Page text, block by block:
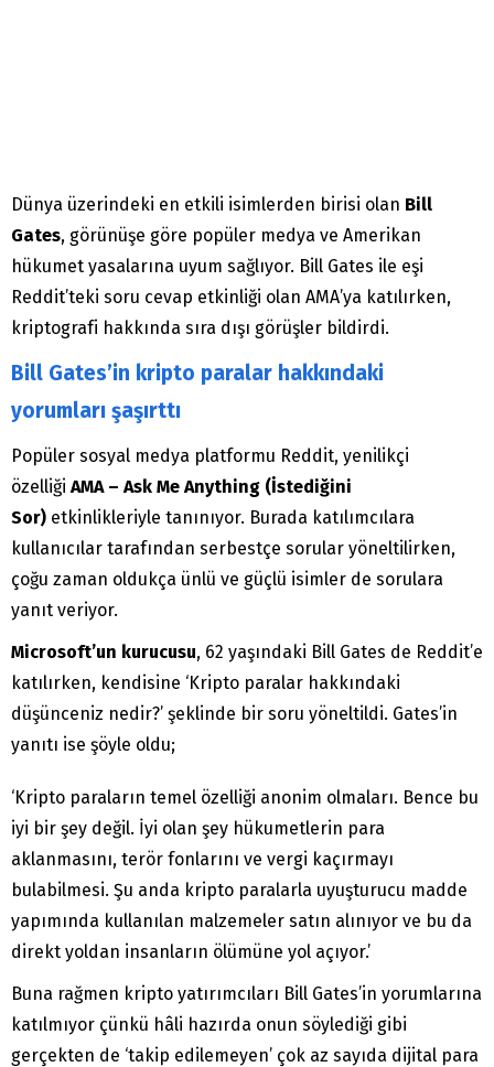
Dünya üzerindeki en etkili isimlerden birisi olan Bill
Gates, görünüşe göre popüler medya ve Amerikan
hükumet yasalarına uyum sağlıyor. Bill Gates ile eşi
Reddit’teki soru cevap etkinliği olan AMA’ya katılırken,
kriptografi hakkında sıra dışı görüşler bildirdi.
Bill Gates’in kripto paralar hakkındaki
yorumları şaşırttı
Popüler sosyal medya platformu Reddit, yenilikçi
özelliği AMA – Ask Me Anything (İstediğini
Sor) etkinlikleriyle tanınıyor. Burada katılımcılara
kullanıcılar tarafından serbestçe sorular yöneltilirken,
çoğu zaman oldukça ünlü ve güçlü isimler de sorulara
yanıt veriyor.
Microsoft’un kurucusu, 62 yaşındaki Bill Gates de Reddit’e
katılırken, kendisine ‘Kripto paralar hakkındaki
düşünceniz nedir?’ şeklinde bir soru yöneltildi. Gates’in
yanıtı ise şöyle oldu;
‘Kripto paraların temel özelliği anonim olmaları. Bence bu
iyi bir şey değil. İyi olan şey hükumetlerin para
aklanmasını, terör fonlarını ve vergi kaçırmayı
bulabilmesi. Şu anda kripto paralarla uyuşturucu madde
yapımında kullanılan malzemeler satın alınıyor ve bu da
direkt yoldan insanların ölümüne yol açıyor.’
Buna rağmen kripto yatırımcıları Bill Gates’in yorumlarına
katılmıyor çünkü hâli hazırda onun söylediği gibi
gerçekten de ‘takip edilemeyen’ çok az sayıda dijital para